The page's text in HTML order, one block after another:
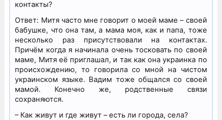
контакты?
Ответ: Митя часто мне говорит о моей маме – своей
бабушке, что она там, а мама моя, как и папа, тоже
несколько раз присутствовали на контактах.
Причём когда я начинала очень тосковать по своей
маме, Митя её приглашал, и так как она украинка по
происхождению, то говорила со мной на чистом
украинском языке. Вадим тоже общался со своей
мамой. Конечно же, родственные связи
сохраняются.
– Как живут и где живут – есть ли города, села?